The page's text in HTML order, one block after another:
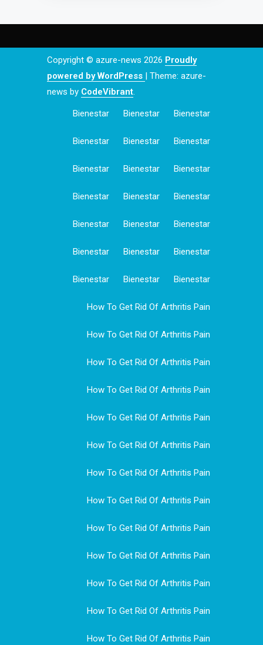
Copyright © azure-news 2026 Proudly
powered by WordPress | Theme: azure-
news by CodeVibrant.
Bienestar Bienestar Bienestar
Bienestar Bienestar Bienestar
Bienestar Bienestar Bienestar
Bienestar Bienestar Bienestar
Bienestar Bienestar Bienestar
Bienestar Bienestar Bienestar
Bienestar Bienestar Bienestar
How To Get Rid Of Arthritis Pain
How To Get Rid Of Arthritis Pain
How To Get Rid Of Arthritis Pain
How To Get Rid Of Arthritis Pain
How To Get Rid Of Arthritis Pain
How To Get Rid Of Arthritis Pain
How To Get Rid Of Arthritis Pain
How To Get Rid Of Arthritis Pain
How To Get Rid Of Arthritis Pain
How To Get Rid Of Arthritis Pain
How To Get Rid Of Arthritis Pain
How To Get Rid Of Arthritis Pain
How To Get Rid Of Arthritis Pain